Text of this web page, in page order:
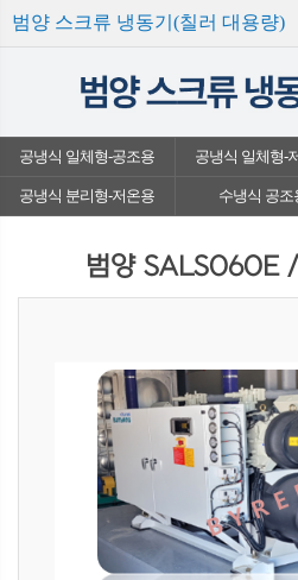
범양 스크류 냉동기(칠러 대용량)
공냉식 일체형-공조용 공냉식 일체형-
공냉식 분리형-저온용 수냉식 공조
범양 SALS060E